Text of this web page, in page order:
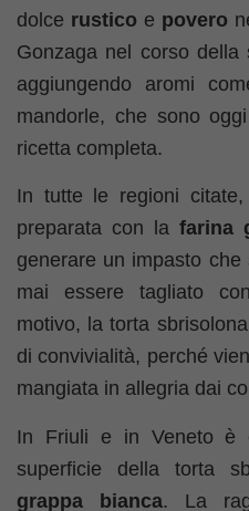
dolce rustico e povero
Gonzaga nel corso
aggiungendo aromi
mandorle, che sono
ricetta completa.
In tutte le regioni
preparata con la farina
generare un impasto
mai essere tagliato
motivo, la torta
di convivialità, perché
mangiata in allegria dai
In Friuli e in Veneto è
superficie della torta
grappa
bianca. La